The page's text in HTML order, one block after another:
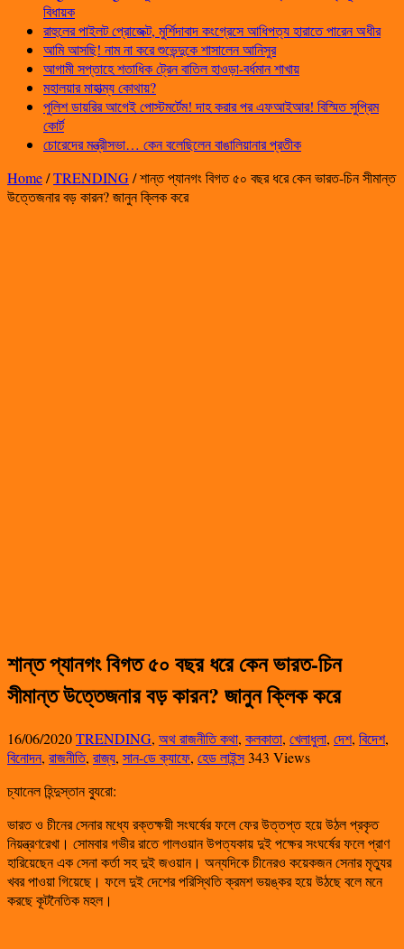
বিধায়ক
রাহুলের পাইলট প্রোজেক্ট, মুর্শিদাবাদ কংগ্রেসে আধিপত্য হারাতে পারেন অধীর
আমি আসছি! নাম না করে শুভেন্দুকে শাসালেন আনিসুর
আগামী সপ্তাহে শতাধিক ট্রেন বাতিল হাওড়া-বর্ধমান শাখায়
মহালয়ার মাহাত্ম্য কোথায়?
পুলিশ ডায়রির আগেই পোস্টমর্টেম! দাহ করার পর এফআইআর! বিস্মিত সুপ্রিম
কোর্ট
চোরেদের মন্ত্রীসভা… কেন বলেছিলেন বাঙালিয়ানার প্রতীক
Home/TRENDING/শান্ত প্যানগং বিগত ৫০ বছর ধরে কেন ভারত-চিন সীমান্ত
উত্তেজনার বড় কারন? জানুন ক্লিক করে
শান্ত প্যানগং বিগত ৫০ বছর ধরে কেন ভারত-চিন
সীমান্ত উত্তেজনার বড় কারন? জানুন ক্লিক করে
16/06/2020TRENDING, অথ রাজনীতি কথা, কলকাতা, খেলাধুলা, দেশ, বিদেশ,
বিনোদন, রাজনীতি, রাজ্য, সান-ডে ক্যাফে, হেড লাইন্স343 Views
চ্যানেল হিন্দুস্তান ব্যুরো:
ভারত ও চীনের সেনার মধ্যে রক্তক্ষয়ী সংঘর্ষের ফলে ফের উত্তপ্ত হয়ে উঠল প্রকৃত
নিয়ন্ত্রণরেখা। সোমবার গভীর রাতে গালওয়ান উপত্যকায় দুই পক্ষের সংঘর্ষের ফলে প্রাণ
হারিয়েছেন এক সেনা কর্তা সহ দুই জওয়ান। অন্যদিকে চীনেরও কয়েকজন সেনার মৃত্যুর
খবর পাওয়া গিয়েছে। ফলে দুই দেশের পরিস্থিতি ক্রমশ ভয়ঙ্কর হয়ে উঠছে বলে মনে
করছে কূটনৈতিক মহল।